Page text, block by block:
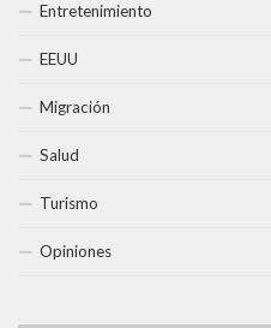
Entretenimiento
EEUU
Migración
Salud
Turismo
Opiniones